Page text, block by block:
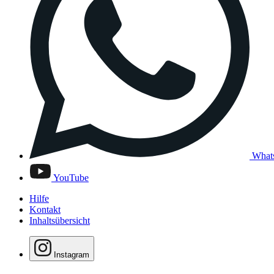
YouTube
Hilfe
Kontakt
Inhaltsübersicht
Instagram